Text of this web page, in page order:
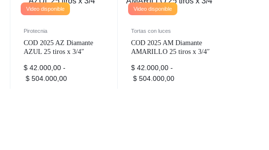
Video disponible
Pirotecnia
COD 2025 AZ Diamante
AZUL 25 tiros x 3/4″
$42.000,00 -
$504.000,00
Video disponible
Tortas con luces
COD 2025 AM Diamante
AMARILLO 25 tiros x 3/4″
$42.000,00 -
$504.000,00